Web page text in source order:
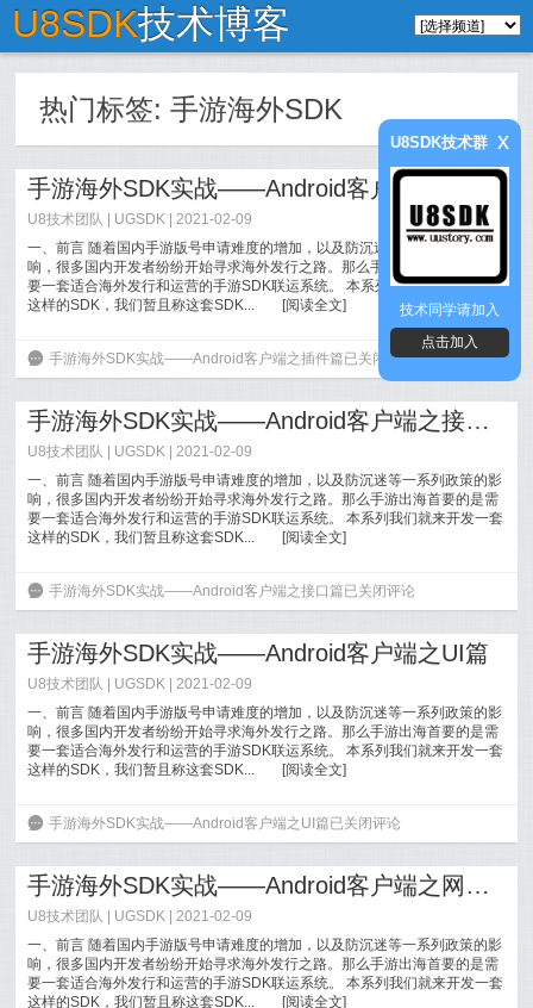
U8SDK技术博客
热门标签:手游海外SDK
U8技术团队 UGSDK | 2021-02-09
一、前言 随着国内手游版号申请难度的增加，以及防沉迷等一系列政策的影
响，很多国内开发者纷纷开始寻求海外发行之路。那么手游出海首要的是需
要一套适合海外发行和运营的手游SDK联运系统。 本系列我们就来开发一套
这样的SDK，我们暂且称这套SDK...
[阅读全文]
6 手游海外SDK实战——Android客户端之插件篇已关闭评论
手游海外SDK实战——Android客户端之接口篇
U8技术团队 UGSDK | 2021-02-09
一、前言 随着国内手游版号申请难度的增加，以及防沉迷等一系列政策的影
响，很多国内开发者纷纷开始寻求海外发行之路。那么手游出海首要的是需
要一套适合海外发行和运营的手游SDK联运系统。 本系列我们就来开发一套
这样的SDK，我们暂且称这套SDK...
[阅读全文]
6 手游海外SDK实战——Android客户端之接口篇已关闭评论
手游海外SDK实战——Android客户端之UI篇
U8技术团队 UGSDK | 2021-02-09
一、前言 随着国内手游版号申请难度的增加，以及防沉迷等一系列政策的影
响，很多国内开发者纷纷开始寻求海外发行之路。那么手游出海首要的是需
要一套适合海外发行和运营的手游SDK联运系统。 本系列我们就来开发一套
这样的SDK，我们暂且称这套SDK...
[阅读全文]
6 手游海外SDK实战——Android客户端之UI篇已关闭评论
手游海外SDK实战——Android客户端之网络篇
U8技术团队 UGSDK | 2021-02-09
一、前言 随着国内手游版号申请难度的增加，以及防沉迷等一系列政策的影
响，很多国内开发者纷纷开始寻求海外发行之路。那么手游出海首要的是需
要一套适合海外发行和运营的手游SDK联运系统。 本系列我们就来开发一套
这样的SDK，我们暂且称这套SDK...
[阅读全文]
U8SDK技术群 x
技术同学请加入
点击加入